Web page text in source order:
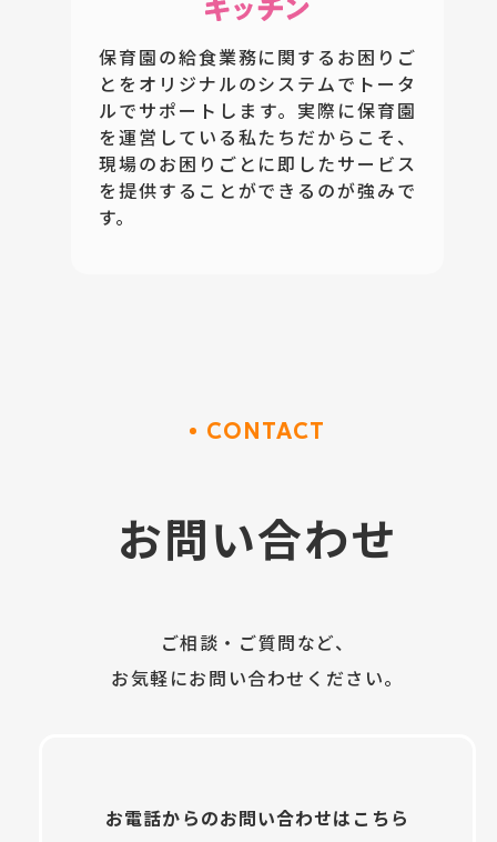
保育園の給食業務に関するお困りご
とをオリジナルのシステムでトータ
ルでサポートします。実際に保育園
を運営している私たちだからこそ、
現場のお困りごとに即したサービス
を提供することができるのが強みで
す。
CONTACT
お問い合わせ
ご相談・ご質問など、
お気軽にお問い合わせください。
お電話からのお問い合わせはこちら